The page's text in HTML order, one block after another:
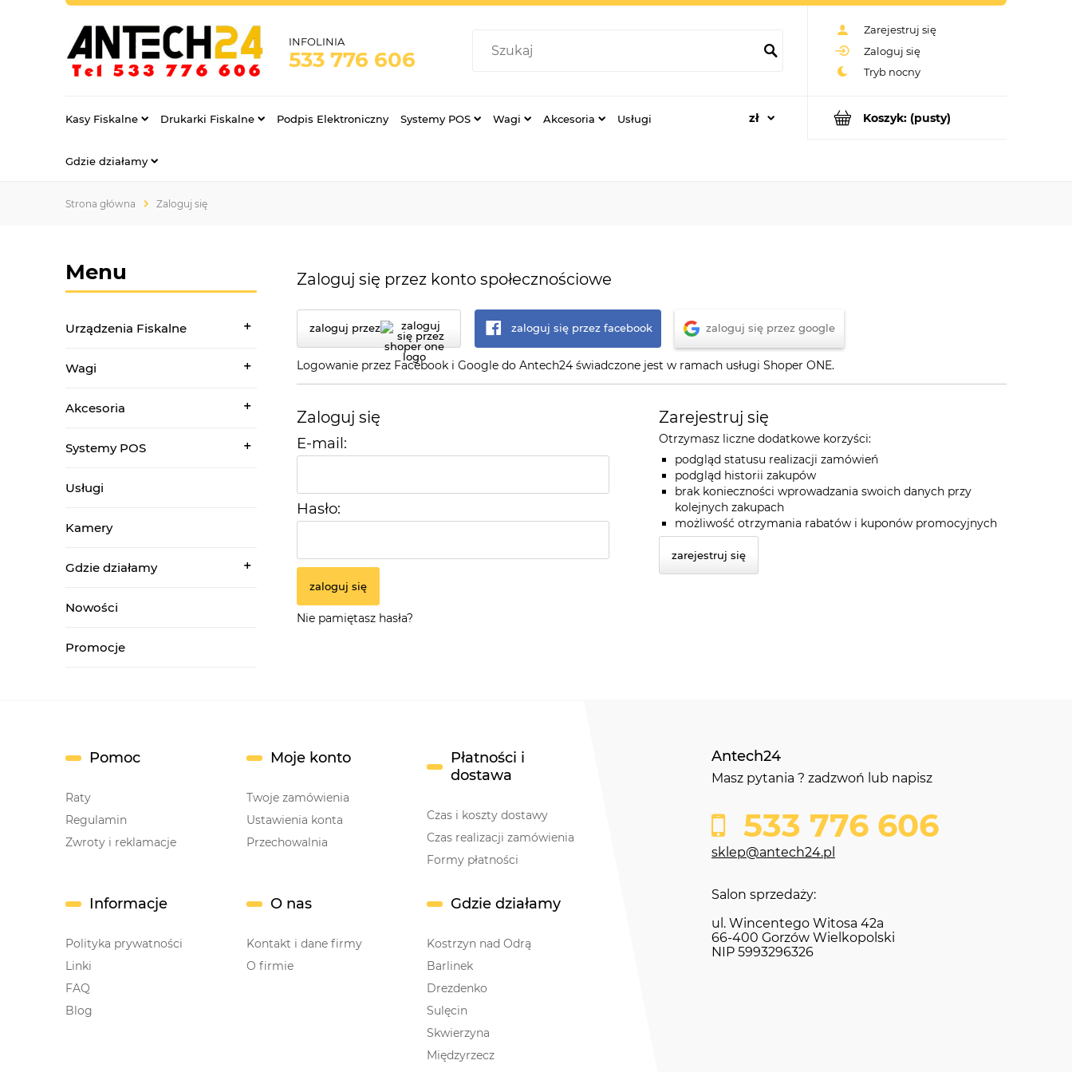
Zarejestruj się
Zaloguj się
INFOLINIA
533 776 606
Koszyk: (pusty)
Kasy Fiskalne Drukarki Fiskalne Podpis Elektroniczny Systemy POS Wagi Akcesoria Usługi
Gdzie działamy
Strona główna Zaloguj się
Menu
Urządzenia Fiskalne
Wagi
Akcesoria
Systemy POS
Usługi
Kamery
Gdzie działamy
Nowości
Promocje
Zaloguj się przez konto społecznościowe
zaloguj przez zaloguj się przez facebook zaloguj się przez google
Logowanie przez Facebook i Google do Antech24 świadczone jest w ramach usługi Shoper ONE.
Zaloguj się
E-mail:
Hasło:
zaloguj się
Nie pamiętasz hasła?
Zarejestruj się
Otrzymasz liczne dodatkowe korzyści:
podgląd statusu realizacji zamówień
podgląd historii zakupów
brak konieczności wprowadzania swoich danych przy
kolejnych zakupach
możliwość otrzymania rabatów i kuponów promocyjnych
zarejestruj się
Antech24
Masz pytania ? zadzwoń lub napisz
533 776 606
sklep@antech24.pl
Salon sprzedaży:
ul. Wincentego Witosa 42a
66-400 Gorzów Wielkopolski
NIP 5993296326
Pomoc
Raty
Regulamin
Zwroty i reklamacje
Moje konto
Twoje zamówienia
Ustawienia konta
Przechowalnia
Płatności i
dostawa
Czas i koszty dostawy
Czas realizacji zamówienia
Formy płatności
Informacje
Polityka prywatności
Linki
FAQ
Blog
O nas
Kontakt i dane firmy
O firmie
Gdzie działamy
Kostrzyn nad Odrą
Barlinek
Drezdenko
Sulęcin
Skwierzyna
Międzyrzecz